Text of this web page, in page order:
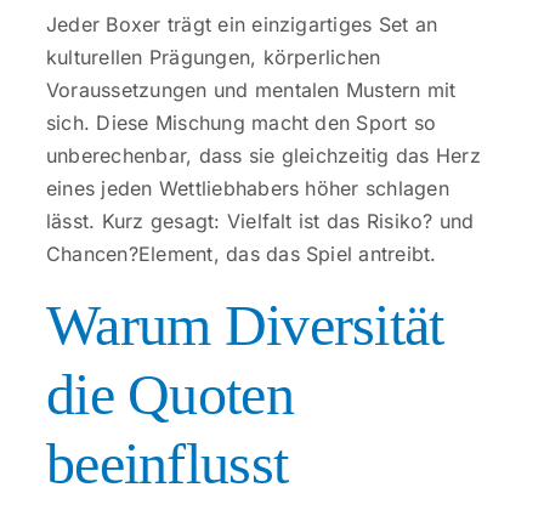
Kontakt
Jeder Boxer trägt ein einzigartiges Set an
kulturellen Prägungen, körperlichen
Voraussetzungen und mentalen Mustern mit
sich. Diese Mischung macht den Sport so
unberechenbar, dass sie gleichzeitig das Herz
eines jeden Wettliebhabers höher schlagen
lässt. Kurz gesagt: Vielfalt ist das Risiko? und
Chancen?Element, das das Spiel antreibt.
Warum Diversität
die Quoten
beeinflusst